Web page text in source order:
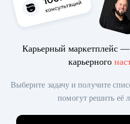
Карьерный маркетплейс —
карьерного
Выберите задачу и получите
помогут решить её